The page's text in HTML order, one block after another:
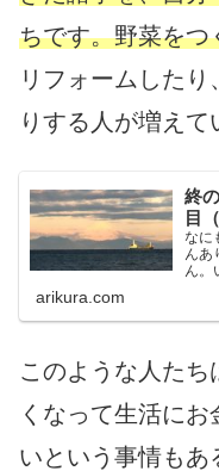
ちです。野菜をつ
リフォームした
りする人が増えて
終
目
なに
んあ
ん。
棲
arikura.com
このような人た
くなって生活に
いという事情もあ